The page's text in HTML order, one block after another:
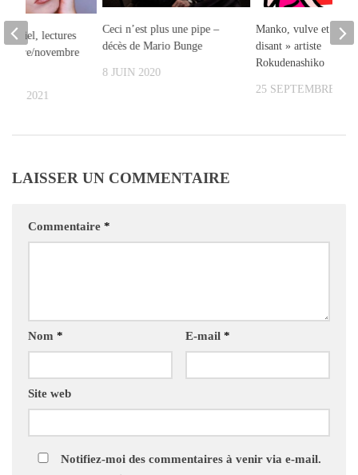
Ceci n’est plus une pipe –
décès de Mario Bunge
8 JUIN 2020
Manko, vulve et la «
disant » artiste
Rokudenashiko
25 SEPTEMBRE
lectures
novembre
2021
LAISSER UN COMMENTAIRE
Commentaire *
Nom * E-mail *
Site web
Notifiez-moi des commentaires à venir via e-mail.